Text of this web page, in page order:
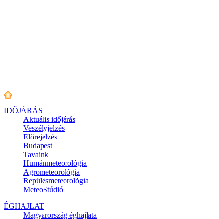
IDŐJÁRÁS
Aktuális időjárás
Veszélyjelzés
Előrejelzés
Budapest
Tavaink
Humánmeteorológia
Agrometeorológia
Repülésmeteorológia
MeteoStúdió
ÉGHAJLAT
Magyarország éghajlata